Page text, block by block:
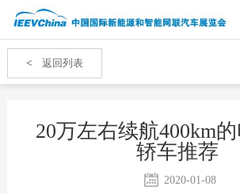
< 返回列表
20万左右续航400km
轿车推荐
2020-01-08